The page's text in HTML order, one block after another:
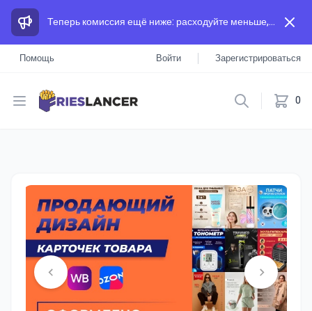
Теперь комиссия ещё ниже: расходуйте меньше, а зарабатывайте больше, чем на других площадках.
Помощь Войти Зарегистрироваться
Open menu 0